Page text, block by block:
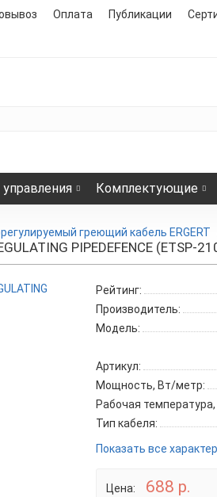
Оплата Публикации
Комплектующие
греющий кабель ERGERT
PIPEDEFENCE (ETSP-
Рейтинг:
Производитель:
Модель:
Артикул:
Мощность, Вт/метр:
Рабочая температура,
Тип кабеля:
Показать все
Цена: 688 р.